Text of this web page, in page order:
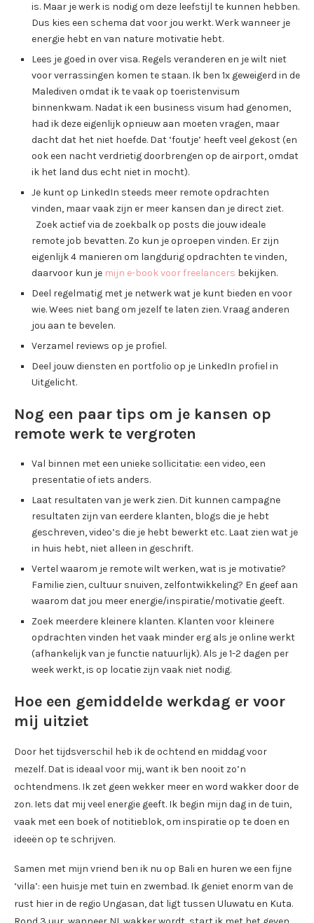
is. Maar je werk is nodig om deze leefstijl te kunnen hebben.
Dus kies een schema dat voor jou werkt. Werk wanneer je
energie hebt en van nature motivatie hebt.
Lees je goed in over visa. Regels veranderen en je wilt niet
voor verrassingen komen te staan. Ik ben 1x geweigerd in de
Malediven omdat ik te vaak op toeristenvisum
binnenkwam. Nadat ik een business visum had genomen,
had ik deze eigenlijk opnieuw aan moeten vragen, maar
dacht dat het niet hoefde. Dat ‘foutje’ heeft veel gekost (en
ook een nacht verdrietig doorbrengen op de airport, omdat
ik het land dus echt niet in mocht).
Je kunt op LinkedIn steeds meer remote opdrachten
vinden, maar vaak zijn er meer kansen dan je direct ziet.
Zoek actief via de zoekbalk op posts die jouw ideale
remote job bevatten. Zo kun je oproepen vinden. Er zijn
eigenlijk 4 manieren om langdurig opdrachten te vinden,
daarvoor kun je mijn e-book voor freelancers bekijken.
Deel regelmatig met je netwerk wat je kunt bieden en voor
wie. Wees niet bang om jezelf te laten zien. Vraag anderen
jou aan te bevelen.
Verzamel reviews op je profiel.
Deel jouw diensten en portfolio op je LinkedIn profiel in
Uitgelicht.
Nog een paar tips om je kansen op
remote werk te vergroten
Val binnen met een unieke sollicitatie: een video, een
presentatie of iets anders.
Laat resultaten van je werk zien. Dit kunnen campagne
resultaten zijn van eerdere klanten, blogs die je hebt
geschreven, video’s die je hebt bewerkt etc. Laat zien wat je
in huis hebt, niet alleen in geschrift.
Vertel waarom je remote wilt werken, wat is je motivatie?
Familie zien, cultuur snuiven, zelfontwikkeling? En geef aan
waarom dat jou meer energie/inspiratie/motivatie geeft.
Zoek meerdere kleinere klanten. Klanten voor kleinere
opdrachten vinden het vaak minder erg als je online werkt
(afhankelijk van je functie natuurlijk). Als je 1-2 dagen per
week werkt, is op locatie zijn vaak niet nodig.
Hoe een gemiddelde werkdag er voor
mij uitziet
Door het tijdsverschil heb ik de ochtend en middag voor
mezelf. Dat is ideaal voor mij, want ik ben nooit zo’n
ochtendmens. Ik zet geen wekker meer en word wakker door de
zon. Iets dat mij veel energie geeft. Ik begin mijn dag in de tuin,
vaak met een boek of notitieblok, om inspiratie op te doen en
ideeën op te schrijven.
Samen met mijn vriend ben ik nu op Bali en huren we een fijne
‘villa’: een huisje met tuin en zwembad. Ik geniet enorm van de
rust hier in de regio Ungasan, dat ligt tussen Uluwatu en Kuta.